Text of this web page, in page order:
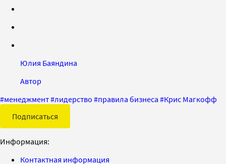
Юлия Баяндина
Автор
#менеджмент#лидерство #правила бизнеса #Крис Магкофф
Подписаться
Информация:
Контактная информация